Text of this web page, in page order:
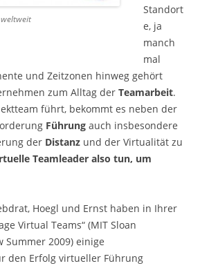
Standort
e, ja
manch
mal
und Zeitzonen hinweg gehört
zum Alltag der Teamarbeit.
führt, bekommt es neben der
Führung auch insbesondere
der Distanz und der Virtualität zu
Teamleader also tun, um
Hoegl und Ernst haben in Ihrer
Virtual Teams“ (MIT Sloan
Summer 2009) einige
den Erfolg virtueller Führung